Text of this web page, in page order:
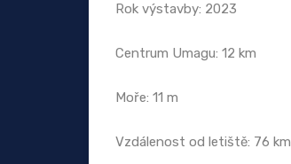
Rok výstavby: 2023
Centrum Umagu: 12 km
Moře: 11 m
Vzdálenost od letiště: 76 km